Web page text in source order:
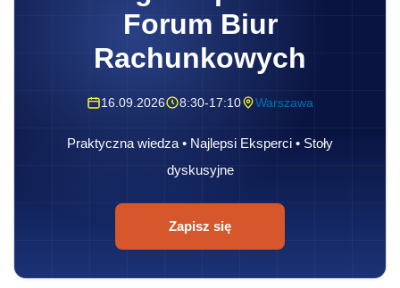
Forum Biur
Rachunkowych
16.09.2026 8:30-17:10 Warszawa
Praktyczna wiedza • Najlepsi Eksperci • Stoły
dyskusyjne
Zapisz się